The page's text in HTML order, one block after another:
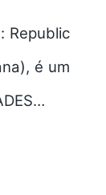
Republic
é um